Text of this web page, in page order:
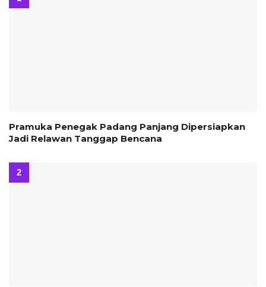
Pramuka Penegak Padang Panjang Dipersiapkan
Jadi Relawan Tanggap Bencana